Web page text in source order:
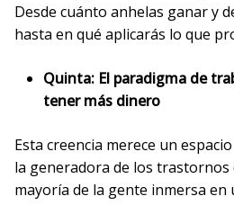
Desde cuánto anhelas ganar y
hasta en qué aplicarás lo que
Quinta: El paradigma de
tener más dinero
Esta creencia merece un
la generadora de los trastornos
mayoría de la gente inmersa en